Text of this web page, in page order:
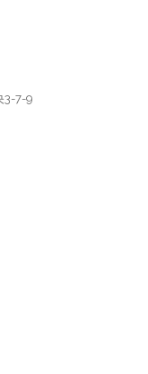
3-7-9